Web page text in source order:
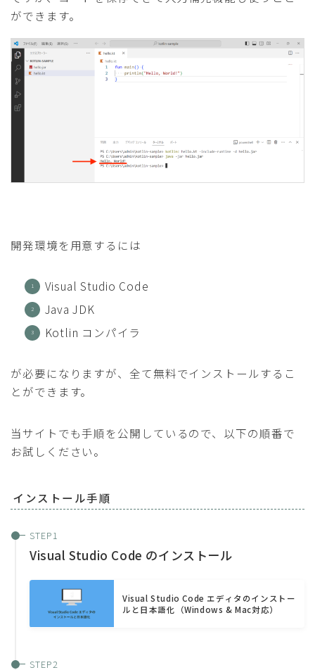
ができます。
開発環境を用意するには
Visual Studio Code
Java JDK
Kotlin コンパイラ
が必要になりますが、全て無料でインストールするこ
とができます。
当サイトでも手順を公開しているので、以下の順番で
お試しください。
インストール手順
Visual Studio Code のインストール
Visual Studio Code エディタのインストー
ルと日本語化（Windows & Mac対応）